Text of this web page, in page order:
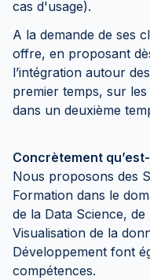
cas d'usage).
A la demande de ses
offre, en proposant
l’intégration autour
premier temps, sur
dans un deuxième
Concrètement
Nous proposons des
Formation dans le
de la Data Science,
Visualisation de la
Développement font
compétences.